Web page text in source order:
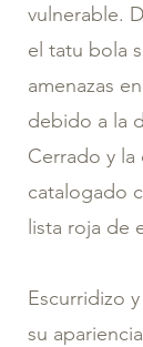
vulnerable.
el tatu bola
amenazas
debido a la
Cerrado y la
catalogado
lista roja de
Escurridizo
su